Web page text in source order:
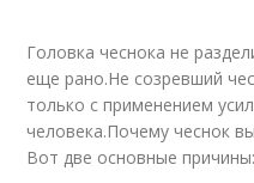
Головка чеснока не
еще рано.Не созревший
только с применением
человека.Почему чеснок
Вот две основные причины: